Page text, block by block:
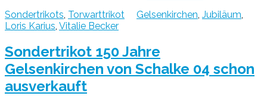
Sondertrikots Torwarttrikot Gelsenkirchen Jubiläum
Loris Karius Vitalie Becker
Sondertrikot 150 Jahre
Gelsenkirchen von Schalke 04 schon
ausverkauft